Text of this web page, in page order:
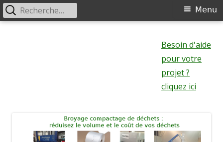
Besoin d'aide
pour votre
projet ?
cliquez ici
Menu
Menu
Rechercher :